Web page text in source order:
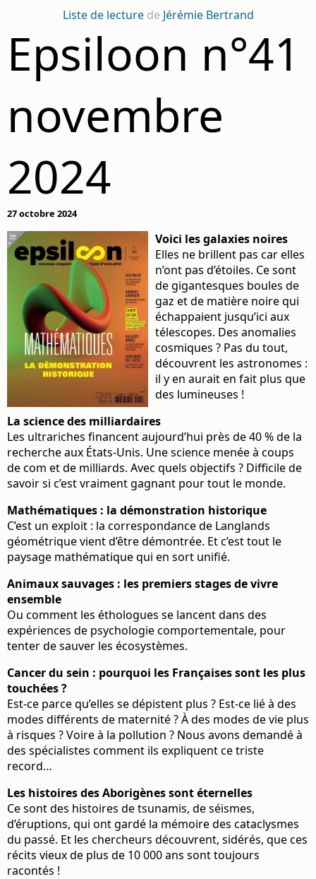
Liste de lecturede Jérémie Bertrand
Epsiloon n°41
novembre
2024
27 octobre 2024
Voici les galaxies noires
Elles ne brillent pas car elles
n’ont pas d’étoiles. Ce sont
de gigantesques boules de
gaz et de matière noire qui
échappaient jusqu’ici aux
télescopes. Des anomalies
cosmiques ? Pas du tout,
découvrent les astronomes :
il y en aurait en fait plus que
des lumineuses !
La science des milliardaires
Les ultrariches financent aujourd’hui près de 40 % de la
recherche aux États-Unis. Une science menée à coups
de com et de milliards. Avec quels objectifs ? Difficile de
savoir si c’est vraiment gagnant pour tout le monde.
Mathématiques : la démonstration historique
C’est un exploit : la correspondance de Langlands
géométrique vient d’être démontrée. Et c’est tout le
paysage mathématique qui en sort unifié.
Animaux sauvages : les premiers stages de vivre
ensemble
Ou comment les éthologues se lancent dans des
expériences de psychologie comportementale, pour
tenter de sauver les écosystèmes.
Cancer du sein : pourquoi les Françaises sont les plus
touchées ?
Est-ce parce qu’elles se dépistent plus ? Est-ce lié à des
modes différents de maternité ? À des modes de vie plus
à risques ? Voire à la pollution ? Nous avons demandé à
des spécialistes comment ils expliquent ce triste
record…
Les histoires des Aborigènes sont éternelles
Ce sont des histoires de tsunamis, de séismes,
d’éruptions, qui ont gardé la mémoire des cataclysmes
du passé. Et les chercheurs découvrent, sidérés, que ces
récits vieux de plus de 10 000 ans sont toujours
racontés !